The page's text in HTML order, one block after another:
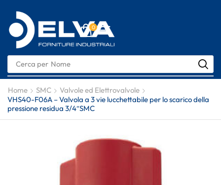
0
Cerca per Nome
Home SMC
Valvole ed Elettrovalvole
VHS40-F06A – Valvola a 3 vie lucchettabile per lo scarico della
pressione residua 3/4″SMC